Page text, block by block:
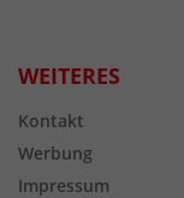
WEITERES
Kontakt
Werbung
Impressum